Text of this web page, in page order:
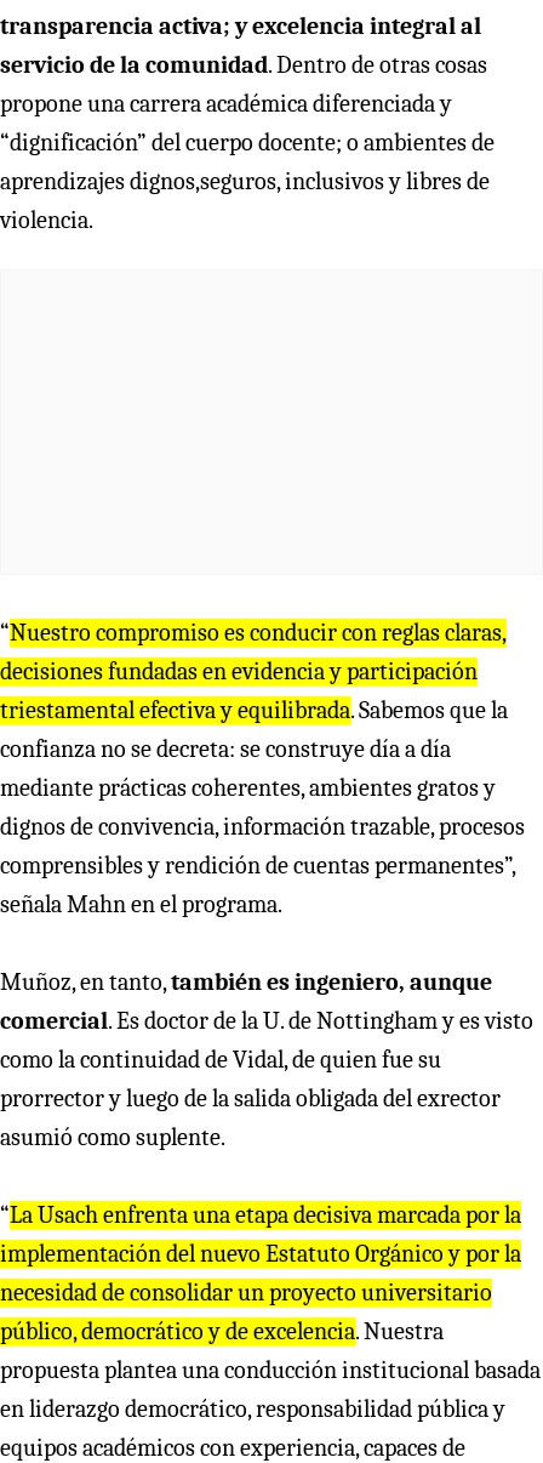
transparencia activa; y excelencia integral al
servicio de la comunidad. Dentro de otras cosas
propone una carrera académica diferenciada y
“dignificación” del cuerpo docente; o ambientes de
aprendizajes dignos,seguros, inclusivos y libres de
violencia.
“Nuestro compromiso es conducir con reglas claras,
decisiones fundadas en evidencia y participación
triestamental efectiva y equilibrada. Sabemos que la
confianza no se decreta: se construye día a día
mediante prácticas coherentes, ambientes gratos y
dignos de convivencia, información trazable, procesos
comprensibles y rendición de cuentas permanentes”,
señala Mahn en el programa.
Muñoz, en tanto,también es ingeniero, aunque
comercial. Es doctor de la U. de Nottingham y es visto
como la continuidad de Vidal, de quien fue su
prorrector y luego de la salida obligada del exrector
asumió como suplente.
“La Usach enfrenta una etapa decisiva marcada por la
implementación del nuevo Estatuto Orgánico y por la
necesidad de consolidar un proyecto universitario
público, democrático y de excelencia. Nuestra
propuesta plantea una conducción institucional basada
en liderazgo democrático, responsabilidad pública y
equipos académicos con experiencia, capaces de